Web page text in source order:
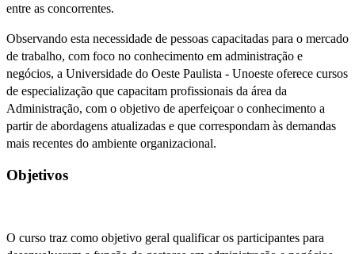
entre as concorrentes.
Observando esta necessidade de pessoas capacitadas para o mercado
de trabalho, com foco no conhecimento em administração e
negócios, a Universidade do Oeste Paulista - Unoeste oferece cursos
de especialização que capacitam profissionais da área da
Administração, com o objetivo de aperfeiçoar o conhecimento a
partir de abordagens atualizadas e que correspondam às demandas
mais recentes do ambiente organizacional.
Objetivos
O curso traz como objetivo geral qualificar os participantes para